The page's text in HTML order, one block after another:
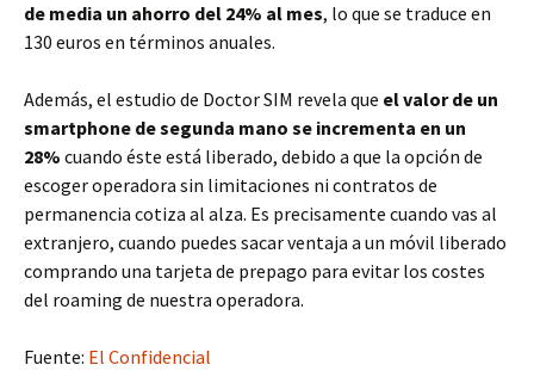
de media un ahorro del 24% al mes, lo que se traduce en
130 euros en términos anuales.
Además, el estudio de Doctor SIM revela que el valor de un
smartphone de segunda mano se incrementa en un
28% cuando éste está liberado, debido a que la opción de
escoger operadora sin limitaciones ni contratos de
permanencia cotiza al alza. Es precisamente cuando vas al
extranjero, cuando puedes sacar ventaja a un móvil liberado
comprando una tarjeta de prepago para evitar los costes
del roaming de nuestra operadora.
Fuente: El Confidencial